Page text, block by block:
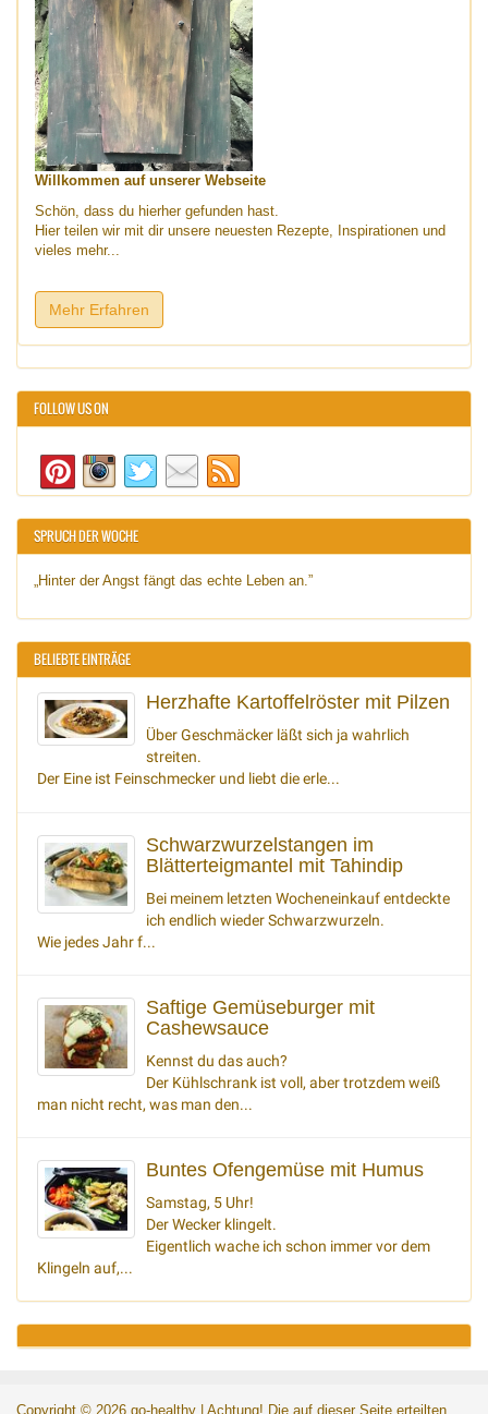
Willkommen auf unserer Webseite
Schön, dass du hierher gefunden hast.
Hier teilen wir mit dir unsere neuesten Rezepte, Inspirationen und
vieles mehr...
Mehr Erfahren
FOLLOW US ON
SPRUCH DER WOCHE
„Hinter der Angst fängt das echte Leben an.”
BELIEBTE EINTRÄGE
Herzhafte Kartoffelröster mit Pilzen
Über Geschmäcker läßt sich ja wahrlich
streiten.
Der Eine ist Feinschmecker und liebt die erle...
Schwarzwurzelstangen im
Blätterteigmantel mit Tahindip
Bei meinem letzten Wocheneinkauf entdeckte
ich endlich wieder Schwarzwurzeln.
Wie jedes Jahr f...
Saftige Gemüseburger mit
Cashewsauce
Kennst du das auch?
Der Kühlschrank ist voll, aber trotzdem weiß
man nicht recht, was man den...
Buntes Ofengemüse mit Humus
Samstag, 5 Uhr!
Der Wecker klingelt.
Eigentlich wache ich schon immer vor dem
Klingeln auf,...
Copyright © 2026 go-healthy | Achtung! Die auf dieser Seite erteilten